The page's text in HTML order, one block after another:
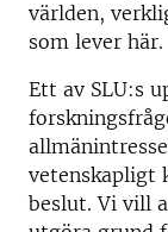
världen,
som lever här.
Ett av SLU:s
vetenskapligt
beslut. Vi vill